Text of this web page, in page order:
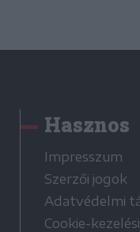
Hasznos
Impresszum
Szerzői jogok
Adatvédelmi
Cookie-